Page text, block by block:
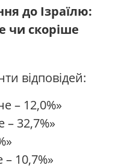
до Ізраїлю:
чи скоріше
відповідей:
– 12,0%»
– 32,7%»
10,7%»